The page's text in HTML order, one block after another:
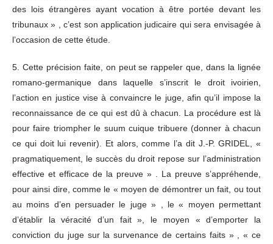
des lois étrangères ayant vocation à être portée devant les
tribunaux » , c’est son application judicaire qui sera envisagée à
l’occasion de cette étude.
5. Cette précision faite, on peut se rappeler que, dans la lignée
romano-germanique dans laquelle s’inscrit le droit ivoirien,
l’action en justice vise à convaincre le juge, afin qu’il impose la
reconnaissance de ce qui est dû à chacun. La procédure est là
pour faire triompher le suum cuique tribuere (donner à chacun
ce qui doit lui revenir). Et alors, comme l’a dit J.-P. GRIDEL, «
pragmatiquement, le succès du droit repose sur l’administration
effective et efficace de la preuve » . La preuve s’appréhende,
pour ainsi dire, comme le « moyen de démontrer un fait, ou tout
au moins d’en persuader le juge » , le « moyen permettant
d’établir la véracité d’un fait », le moyen « d’emporter la
conviction du juge sur la survenance de certains faits » , « ce